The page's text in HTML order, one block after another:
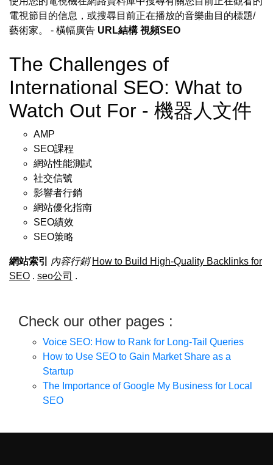
電視節目的信息，或搜尋目前正在播放的音樂曲目的標題/
藝術家。 - 橫幅廣告 URL結構 視頻SEO
The Challenges of
International SEO: What to
Watch Out For - 機器人文件
AMP
SEO課程
網站性能測試
社交信號
影響者行銷
網站優化指南
SEO績效
SEO策略
網站索引 內容行銷 How to Build High-Quality Backlinks for
SEO . seo公司 .
Check our other pages :
Voice SEO: How to Rank for Long-Tail Queries
How to Use SEO to Gain Market Share as a
Startup
The Importance of Google My Business for Local
SEO